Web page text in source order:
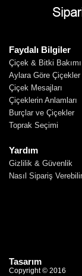
Faydalı Bilgiler
Çiçek & Bitki Bakımı
Aylara Göre Çiçekler
Çiçek Mesajları
Çiçeklerin Anlamları
Burçlar ve Çiçekler
Toprak Seçimi
Yardım
Gizlilik & Güvenlik
Nasıl Sipariş
Tasarım
Copyright © 2016